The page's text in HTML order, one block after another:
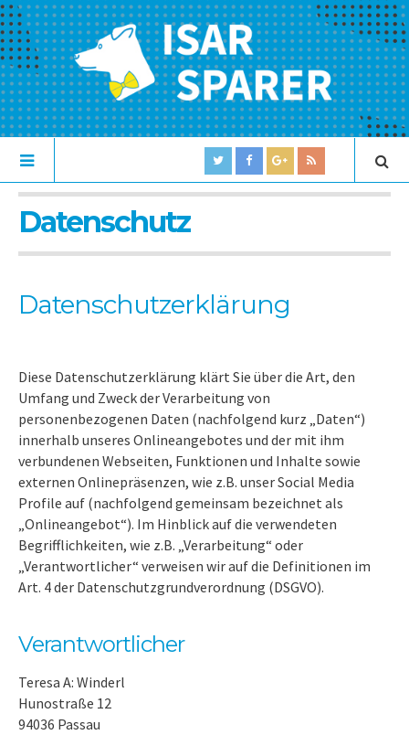
Datenschutz
Datenschutzerklärung
Diese Datenschutzerklärung klärt Sie über die Art, den
Umfang und Zweck der Verarbeitung von
personenbezogenen Daten (nachfolgend kurz „Daten“)
innerhalb unseres Onlineangebotes und der mit ihm
verbundenen Webseiten, Funktionen und Inhalte sowie
externen Onlinepräsenzen, wie z.B. unser Social Media
Profile auf (nachfolgend gemeinsam bezeichnet als
„Onlineangebot“). Im Hinblick auf die verwendeten
Begrifflichkeiten, wie z.B. „Verarbeitung“ oder
„Verantwortlicher“ verweisen wir auf die Definitionen im
Art. 4 der Datenschutzgrundverordnung (DSGVO).
Verantwortlicher
Teresa A: Winderl
Hunostraße 12
94036 Passau